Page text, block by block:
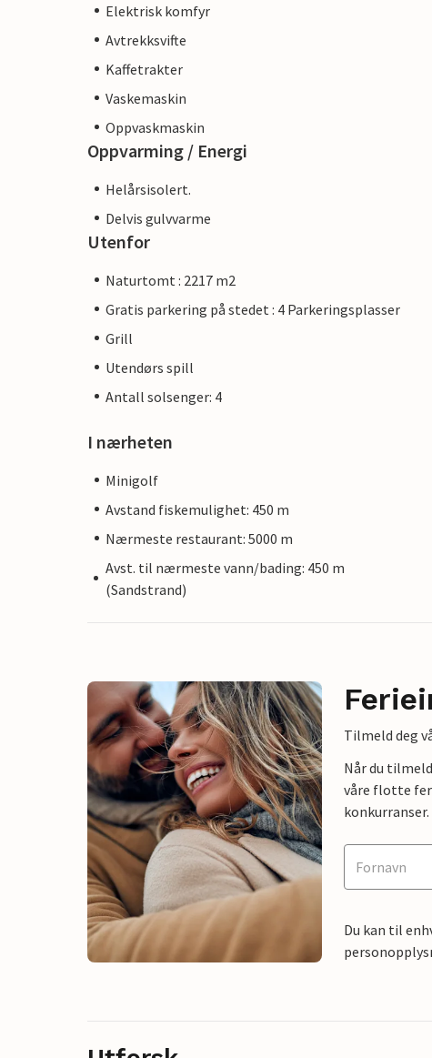
Elektrisk komfyr
Avtrekksvifte
Kaffetrakter
Vaskemaskin
Oppvaskmaskin
Oppvarming / Energi
Helårsisolert.
Delvis gulvvarme
Utenfor
Naturtomt : 2217 m2
Gratis parkering på stedet : 4 Parkeringsplasser
Grill
Utendørs spill
Antall solsenger: 4
I nærheten
Minigolf
Avstand fiskemulighet: 450 m
Nærmeste restaurant: 5000 m
Avst. til nærmeste vann/bading: 450 m
(Sandstrand)
Tilmeld deg
Når du
våre flotte
konkurranser.
Du kan til